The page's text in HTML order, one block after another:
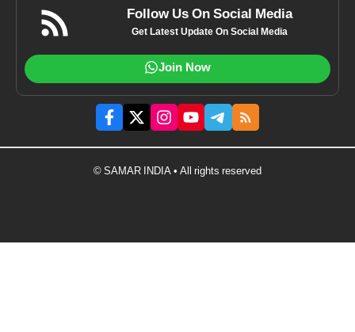
Follow Us On Social Media
Get Latest Update On Social Media
Join Now
© SAMAR INDIA • All rights reserved